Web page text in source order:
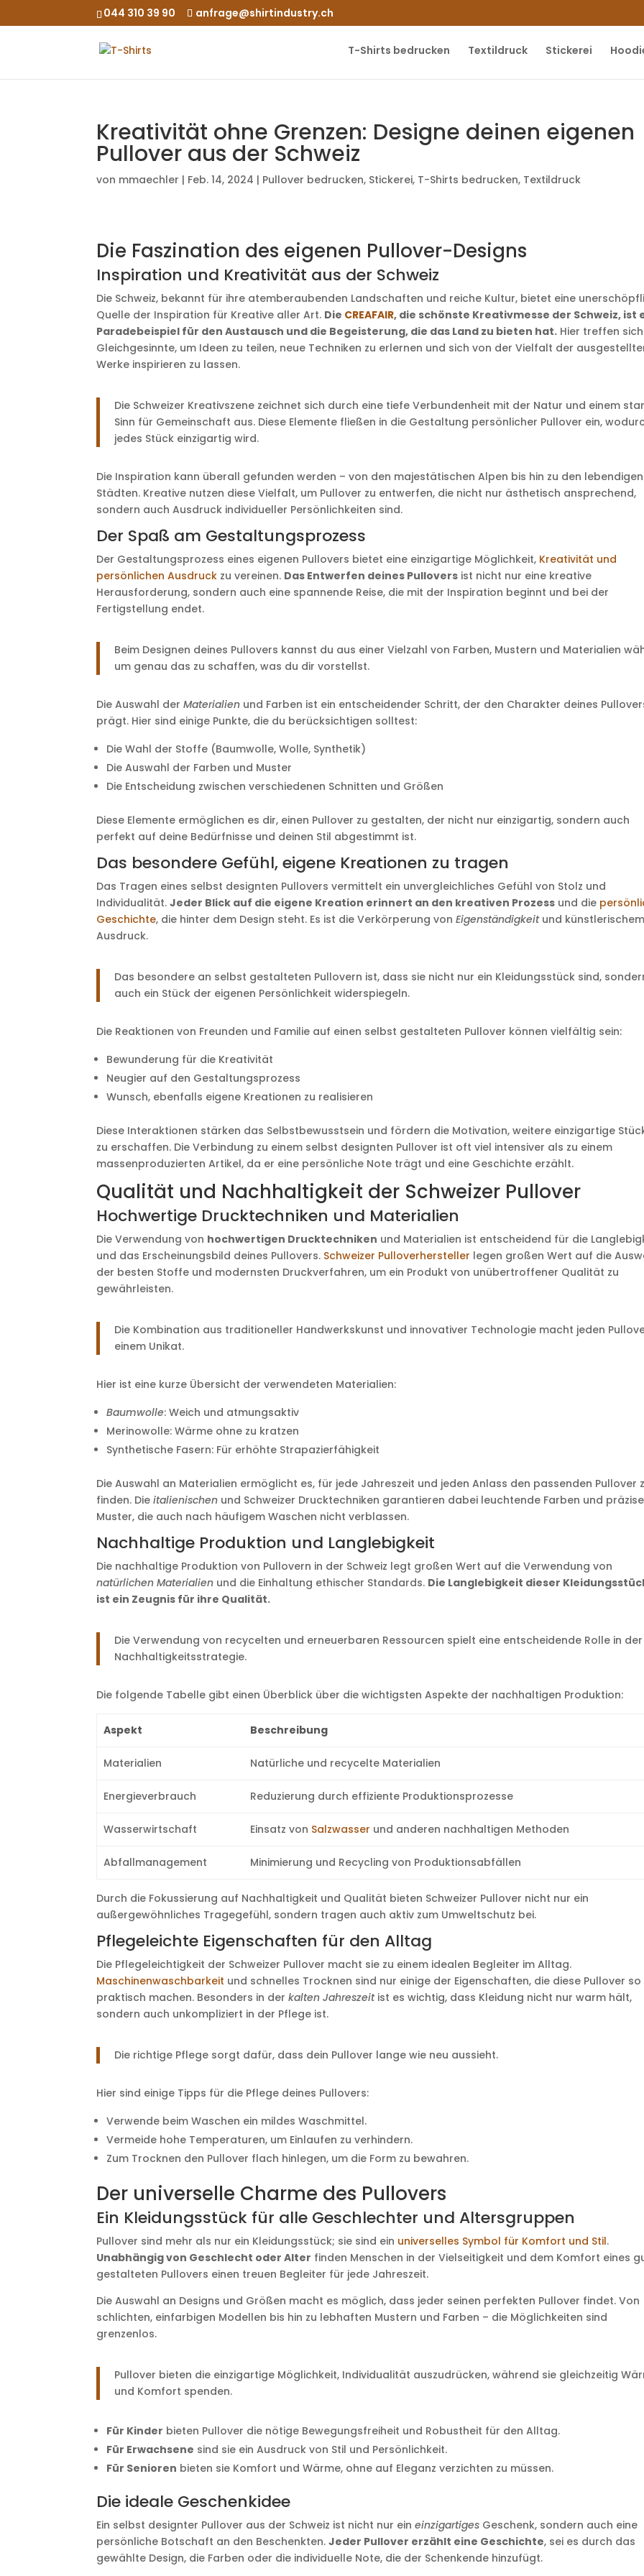
044 310 39 90 anfrage@shirtindustry.ch
T-Shirts bedrucken Textildruck Stickerei
Kreativität ohne Grenzen: Designe deinen eigenen
Pullover aus der Schweiz
von mmaechler | Feb. 14, 2024 | Pullover bedrucken, Stickerei, T-Shirts bedrucken, Textildruck
Die Faszination des eigenen Pullover-Designs
Inspiration und Kreativität aus der Schweiz
Die Schweiz, bekannt für ihre atemberaubenden Landschaften und reiche Kultur, bietet eine
Quelle der Inspiration für Kreative aller Art. Die CREAFAIR, die schönste Kreativmesse der Schweiz, ist
Paradebeispiel für den Austausch und die Begeisterung, die das Land zu bieten hat. Hier treffen sich
Gleichgesinnte, um Ideen zu teilen, neue Techniken zu erlernen und sich von der Vielfalt der
Werke inspirieren zu lassen.
Die Schweizer Kreativszene zeichnet sich durch eine tiefe Verbundenheit mit der Natur und einem
Sinn für Gemeinschaft aus. Diese Elemente fließen in die Gestaltung persönlicher Pullover ein,
jedes Stück einzigartig wird.
Die Inspiration kann überall gefunden werden – von den majestätischen Alpen bis hin zu den lebendigen
Städten. Kreative nutzen diese Vielfalt, um Pullover zu entwerfen, die nicht nur ästhetisch ansprechend,
sondern auch Ausdruck individueller Persönlichkeiten sind.
Der Spaß am Gestaltungsprozess
Der Gestaltungsprozess eines eigenen Pullovers bietet eine einzigartige Möglichkeit, Kreativität und
persönlichen Ausdruck zu vereinen. Das Entwerfen deines Pullovers ist nicht nur eine kreative
Herausforderung, sondern auch eine spannende Reise, die mit der Inspiration beginnt und bei der
Fertigstellung endet.
Beim Designen deines Pullovers kannst du aus einer Vielzahl von Farben, Mustern und Materialien
um genau das zu schaffen, was du dir vorstellst.
Die Auswahl derMaterialien und Farben ist ein entscheidender Schritt, der den Charakter deines
prägt. Hier sind einige Punkte, die du berücksichtigen solltest:
Die Wahl der Stoffe (Baumwolle, Wolle, Synthetik)
Die Auswahl der Farben und Muster
Die Entscheidung zwischen verschiedenen Schnitten und Größen
Diese Elemente ermöglichen es dir, einen Pullover zu gestalten, der nicht nur einzigartig, sondern auch
perfekt auf deine Bedürfnisse und deinen Stil abgestimmt ist.
Das besondere Gefühl, eigene Kreationen zu tragen
Das Tragen eines selbst designten Pullovers vermittelt ein unvergleichliches Gefühl von Stolz und
Individualität.Jeder Blick auf die eigene Kreation erinnert an den kreativen Prozess und die
Geschichte, die hinter dem Design steht. Es ist die Verkörperung vonEigenständigkeitund künstlerischem
Ausdruck.
Das besondere an selbst gestalteten Pullovern ist, dass sie nicht nur ein Kleidungsstück sind,
auch ein Stück der eigenen Persönlichkeit widerspiegeln.
Die Reaktionen von Freunden und Familie auf einen selbst gestalteten Pullover können vielfältig sein:
Bewunderung für die Kreativität
Neugier auf den Gestaltungsprozess
Wunsch, ebenfalls eigene Kreationen zu realisieren
Diese Interaktionen stärken das Selbstbewusstsein und fördern die Motivation, weitere einzigartige
zu erschaffen. Die Verbindung zu einem selbst designten Pullover ist oft viel intensiver als zu einem
massenproduzierten Artikel, da er eine persönliche Note trägt und eine Geschichte erzählt.
Qualität und Nachhaltigkeit der Schweizer Pullover
Hochwertige Drucktechniken und Materialien
Die Verwendung von hochwertigen Drucktechniken und Materialien ist entscheidend für die
und das Erscheinungsbild deines Pullovers. Schweizer Pulloverhersteller legen großen Wert auf die
der besten Stoffe und modernsten Druckverfahren, um ein Produkt von unübertroffener Qualität zu
gewährleisten.
Die Kombination aus traditioneller Handwerkskunst und innovativer Technologie macht jeden
einem Unikat.
Hier ist eine kurze Übersicht der verwendeten Materialien:
Baumwolle: Weich und atmungsaktiv
Merinowolle: Wärme ohne zu kratzen
Synthetische Fasern: Für erhöhte Strapazierfähigkeit
Die Auswahl an Materialien ermöglicht es, für jede Jahreszeit und jeden Anlass den passenden Pullover
finden. Dieitalienischen und Schweizer Drucktechniken garantieren dabei leuchtende Farben und präzise
Muster, die auch nach häufigem Waschen nicht verblassen.
Nachhaltige Produktion und Langlebigkeit
Die nachhaltige Produktion von Pullovern in der Schweiz legt großen Wert auf die Verwendung von
natürlichen Materialien und die Einhaltung ethischer Standards. Die Langlebigkeit dieser
ist ein Zeugnis für ihre Qualität.
Die Verwendung von recycelten und erneuerbaren Ressourcen spielt eine entscheidende Rolle in der
Nachhaltigkeitsstrategie.
Die folgende Tabelle gibt einen Überblick über die wichtigsten Aspekte der nachhaltigen Produktion:
Aspekt Beschreibung
Materialien Natürliche und recycelte Materialien
Energieverbrauch Reduzierung durch effiziente Produktionsprozesse
Wasserwirtschaft Einsatz von Salzwasser und anderen nachhaltigen Methoden
Abfallmanagement Minimierung und Recycling von Produktionsabfällen
Durch die Fokussierung auf Nachhaltigkeit und Qualität bieten Schweizer Pullover nicht nur ein
außergewöhnliches Tragegefühl, sondern tragen auch aktiv zum Umweltschutz bei.
Pflegeleichte Eigenschaften für den Alltag
Die Pflegeleichtigkeit der Schweizer Pullover macht sie zu einem idealen Begleiter im Alltag.
Maschinenwaschbarkeit und schnelles Trocknen sind nur einige der Eigenschaften, die diese Pullover so
praktisch machen. Besonders in derkalten Jahreszeitist es wichtig, dass Kleidung nicht nur warm hält,
sondern auch unkompliziert in der Pflege ist.
Die richtige Pflege sorgt dafür, dass dein Pullover lange wie neu aussieht.
Hier sind einige Tipps für die Pflege deines Pullovers:
Verwende beim Waschen ein mildes Waschmittel.
Vermeide hohe Temperaturen, um Einlaufen zu verhindern.
Zum Trocknen den Pullover flach hinlegen, um die Form zu bewahren.
Der universelle Charme des Pullovers
Ein Kleidungsstück für alle Geschlechter und Altersgruppen
Pullover sind mehr als nur ein Kleidungsstück; sie sind ein universelles Symbol für Komfort und Stil.
Unabhängig von Geschlecht oder Alter finden Menschen in der Vielseitigkeit und dem Komfort eines
gestalteten Pullovers einen treuen Begleiter für jede Jahreszeit.
Die Auswahl an Designs und Größen macht es möglich, dass jeder seinen perfekten Pullover findet. Von
schlichten, einfarbigen Modellen bis hin zu lebhaften Mustern und Farben – die Möglichkeiten sind
grenzenlos.
Pullover bieten die einzigartige Möglichkeit, Individualität auszudrücken, während sie gleichzeitig
und Komfort spenden.
Für Kinder bieten Pullover die nötige Bewegungsfreiheit und Robustheit für den Alltag.
Für Erwachsene sind sie ein Ausdruck von Stil und Persönlichkeit.
Für Senioren bieten sie Komfort und Wärme, ohne auf Eleganz verzichten zu müssen.
Die ideale Geschenkidee
Ein selbst designter Pullover aus der Schweiz ist nicht nur eineinzigartiges Geschenk, sondern auch eine
persönliche Botschaft an den Beschenkten.Jeder Pullover erzählt eine Geschichte, sei es durch das
gewählte Design, die Farben oder die individuelle Note, die der Schenkende hinzufügt.